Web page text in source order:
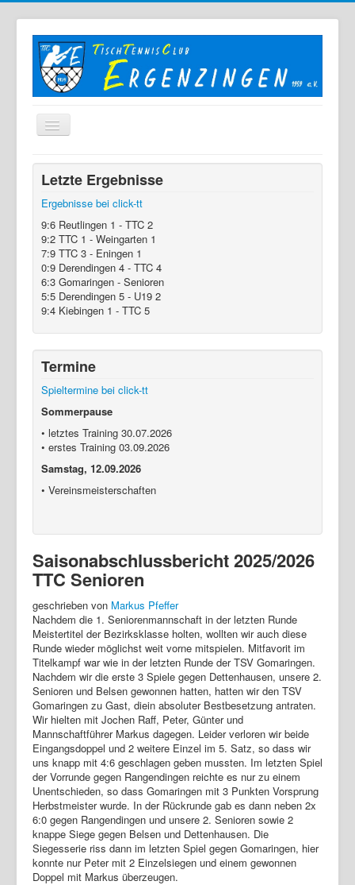
Home
Mannschaften
Berichte
Bilder
Links
Archiv
Letzte Ergebnisse
Ergebnisse bei click-tt
9:6 Reutlingen 1 - TTC 2
9:2 TTC 1 - Weingarten 1
7:9 TTC 3 - Eningen 1
0:9 Derendingen 4 - TTC 4
6:3 Gomaringen - Senioren
5:5 Derendingen 5 - U19 2
9:4 Kiebingen 1 - TTC 5
Termine
Spieltermine bei click-tt
Sommerpause
• letztes Training 30.07.2026
• erstes Training 03.09.2026
Samstag, 12.09.2026
• Vereinsmeisterschaften
Saisonabschlussbericht 2025/2026
TTC Senioren
geschrieben von Markus Pfeffer
Nachdem die 1. Seniorenmannschaft in der letzten Runde
Meistertitel der Bezirksklasse holten, wollten wir auch diese
Runde wieder möglichst weit vorne mitspielen. Mitfavorit im
Titelkampf war wie in der letzten Runde der TSV Gomaringen.
Nachdem wir die erste 3 Spiele gegen Dettenhausen, unsere 2.
Senioren und Belsen gewonnen hatten, hatten wir den TSV
Gomaringen zu Gast, diein absoluter Bestbesetzung antraten.
Wir hielten mit Jochen Raff, Peter, Günter und
Mannschaftführer Markus dagegen. Leider verloren wir beide
Eingangsdoppel und 2 weitere Einzel im 5. Satz, so dass wir
uns knapp mit 4:6 geschlagen geben mussten. Im letzten Spiel
der Vorrunde gegen Rangendingen reichte es nur zu einem
Unentschieden, so dass Gomaringen mit 3 Punkten Vorsprung
Herbstmeister wurde. In der Rückrunde gab es dann neben 2x
6:0 gegen Rangendingen und unsere 2. Senioren sowie 2
knappe Siege gegen Belsen und Dettenhausen. Die
Siegesserie riss dann im letzten Spiel gegen Gomaringen, hier
konnte nur Peter mit 2 Einzelsiegen und einem gewonnen
Doppel mit Markus überzeugen.